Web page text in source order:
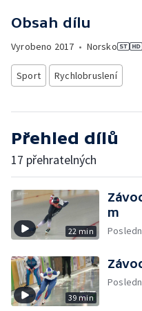
Obsah dílu
Vyrobeno 2017 • Norsko
Sport Rychlobruslení
Přehled dílů
17 přehratelných
22 min
m
39 min